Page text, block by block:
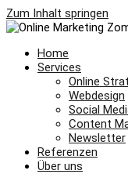
Zum Inhalt springen
Home
Services
Online
Webdesign
Social
Content
Newsletter
Referenzen
Über uns